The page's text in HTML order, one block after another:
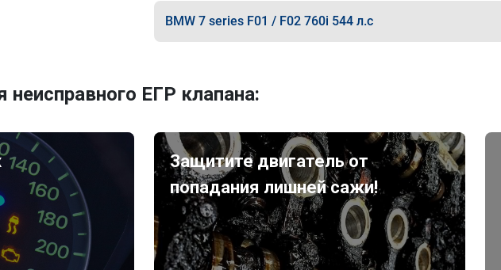
BMW 7 series F01 / F02 760i 544 л.с
ЕГР клапана:
Защитите двигатель от
попадания лишней сажи!